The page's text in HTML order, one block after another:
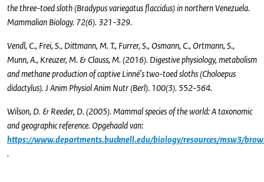
the three-toed sloth (Bradypus variegatus flaccidus) in northern Venezuela.
Mammalian Biology. 72(6). 321-329.
Vendl, C., Frei, S., Dittmann, M. T., Furrer, S., Osmann, C., Ortmann, S.,
Munn, A., Kreuzer, M. & Clauss, M. (2016). Digestive physiology, metabolism
and methane production of captive Linné’s two-toed sloths (Choloepus
didactylus). J Anim Physiol Anim Nutr (Berl). 100(3). 552-564.
Wilson, D. & Reeder, D. (2005). Mammal species of the world: A taxonomic
and geographic reference. Opgehaald van:
https://www.departments.bucknell.edu/biology/resources/msw3/
.